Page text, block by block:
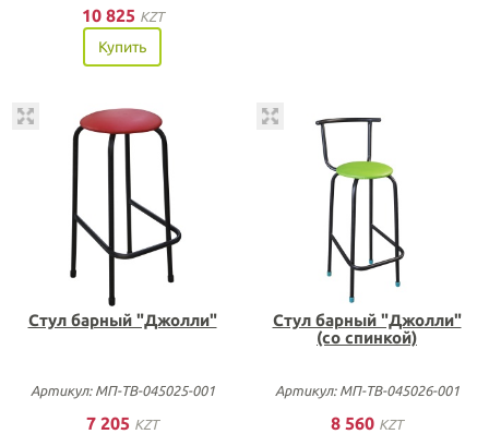
10 825 KZT
Купить
Стул барный "Джолли"
Артикул: МП-ТВ-045025-001
7 205 KZT
Стул барный "Джолли"
(со спинкой)
Артикул: МП-ТВ-045026-001
8 560 KZT